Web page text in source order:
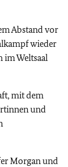
Abstand vor
wieder
im Weltsaal
mit dem
und
Morganund